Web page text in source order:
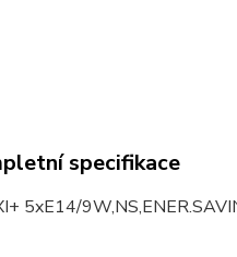
specifikace
5xE14/